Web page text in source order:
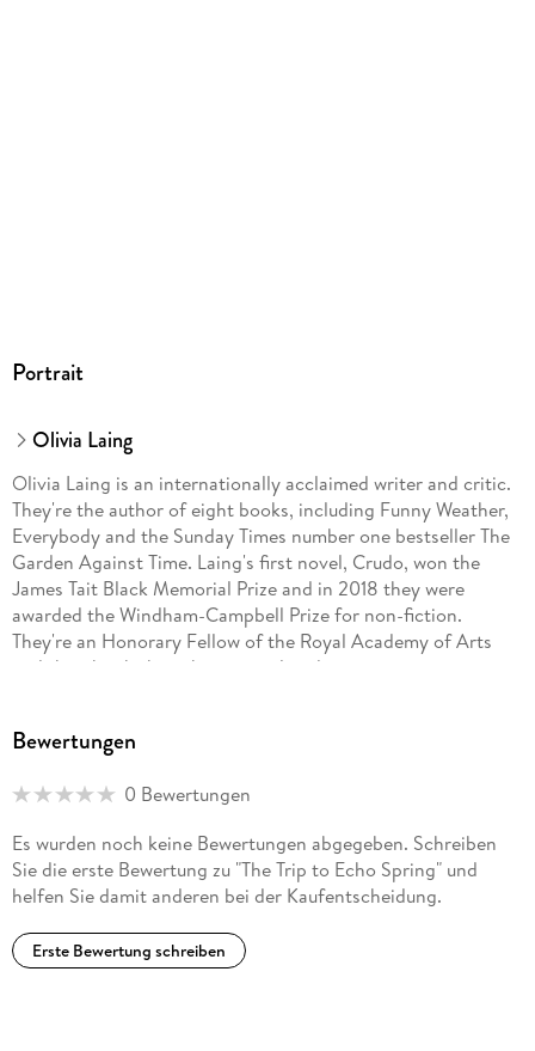
Portrait
Olivia Laing
Olivia Laing is an internationally acclaimed writer and critic.
They're the author of eight books, including Funny Weather,
Everybody and the Sunday Times number one bestseller The
Garden Against Time. Laing's first novel, Crudo, won the
James Tait Black Memorial Prize and in 2018 they were
awarded the Windham-Campbell Prize for non-fiction.
They're an Honorary Fellow of the Royal Academy of Arts
and their books have been translated into twenty-one
@olivialanguage | olivialaing.com
Bewertungen
0 Bewertungen
Es wurden noch keine Bewertungen abgegeben. Schreiben
Sie die erste Bewertung zu "The Trip to Echo Spring" und
helfen Sie damit anderen bei der Kaufentscheidung.
Erste Bewertung schreiben